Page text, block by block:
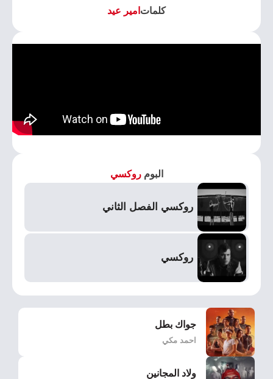
كلمات امير عيد
البومروكسي
روكسي الفصل الثاني
روكسي
جواك بطل
احمد مكي
ولاد المجانين